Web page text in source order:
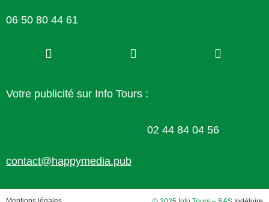
06 50 80 44 61
Votre publicité sur Info Tours :
02 44 84 04 56
contact@happymedia.pub